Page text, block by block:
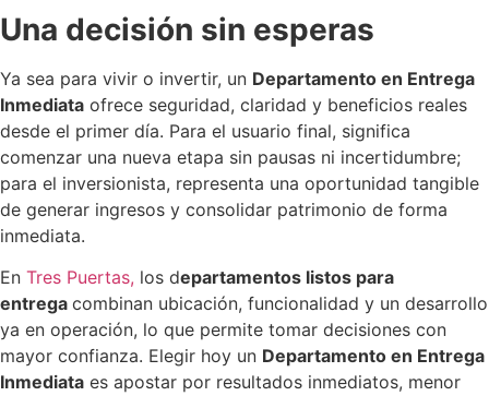
Una decisión sin esperas
Ya sea para vivir o invertir, un Departamento en Entrega
Inmediata ofrece seguridad, claridad y beneficios reales
desde el primer día. Para el usuario final, significa
comenzar una nueva etapa sin pausas ni incertidumbre;
para el inversionista, representa una oportunidad tangible
de generar ingresos y consolidar patrimonio de forma
inmediata.
En Tres Puertas, los departamentos listos para
entrega combinan ubicación, funcionalidad y un desarrollo
ya en operación, lo que permite tomar decisiones con
mayor confianza. Elegir hoy un Departamento en Entrega
Inmediata es apostar por resultados inmediatos, menor